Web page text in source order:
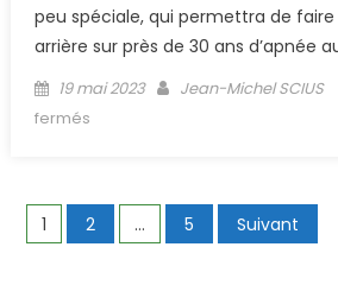
peu spéciale, qui permettra de
arrière sur près de 30 ans d’apnée
Posted on
19 mai 2023 Author
Jean-Michel SCIUS
fermés
Navigation des
1 2 … 5 Suivant